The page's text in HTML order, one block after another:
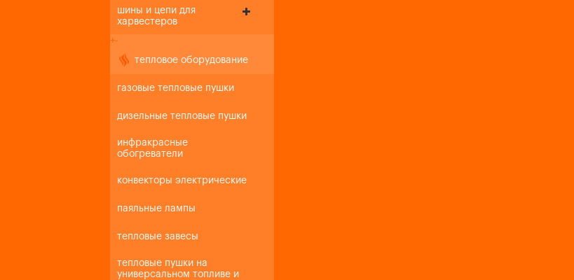
шины и цепи для
харвестеров
+-
тепловое оборудование
газовые тепловые пушки
дизельные тепловые пушки
инфракрасные
обогреватели
конвекторы электрические
паяльные лампы
тепловые завесы
тепловые пушки на
универсальном топливе и